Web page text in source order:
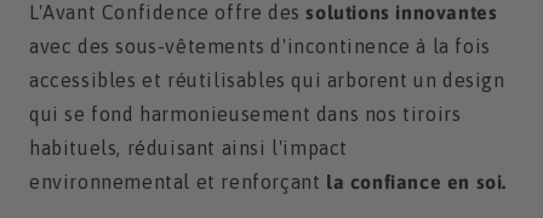
L'Avant Confidence offre dessolutions innovantes
avec des sous-vêtements d'incontinence à la fois
accessibles et réutilisables qui arborent un design
qui se fond harmonieusement dans nos tiroirs
habituels, réduisant ainsi l'impact
environnemental et renforçant la confiance en soi.